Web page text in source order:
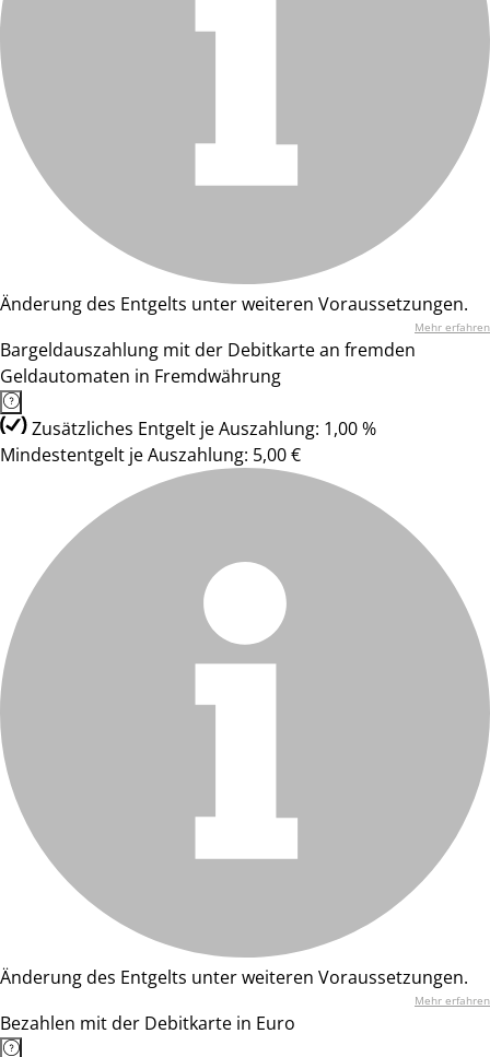
Änderung des Entgelts unter weiteren Voraussetzungen.
Mehr erfahren
Bargeldauszahlung mit der Debitkarte an fremden
Geldautomaten in Fremdwährung
Zusätzliches Entgelt je Auszahlung: 1,00 %
Mindestentgelt je Auszahlung: 5,00 €
Änderung des Entgelts unter weiteren Voraussetzungen.
Mehr erfahren
Bezahlen mit der Debitkarte in Euro